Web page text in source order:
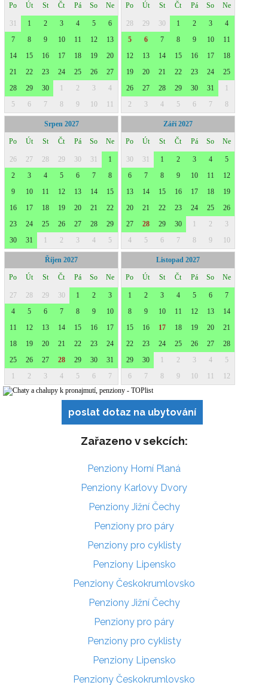
poslat dotaz na ubytování
Zařazeno v sekcích:
Penziony Horní Planá
Penziony Karlovy Dvory
Penziony Jižní Čechy
Penziony pro páry
Penziony pro cyklisty
Penziony Lipensko
Penziony Českokrumlovsko
Penziony Jižní Čechy
Penziony pro páry
Penziony pro cyklisty
Penziony Lipensko
Penziony Českokrumlovsko